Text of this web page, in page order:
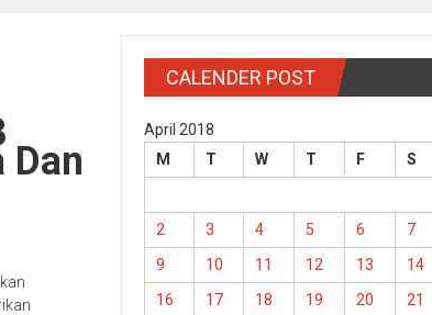
Dan
CALENDER POST
April 2018
M
T W T F S
2
3 4 5 6 7
9
10 11 12 13 14
16
17 18 19 20 21